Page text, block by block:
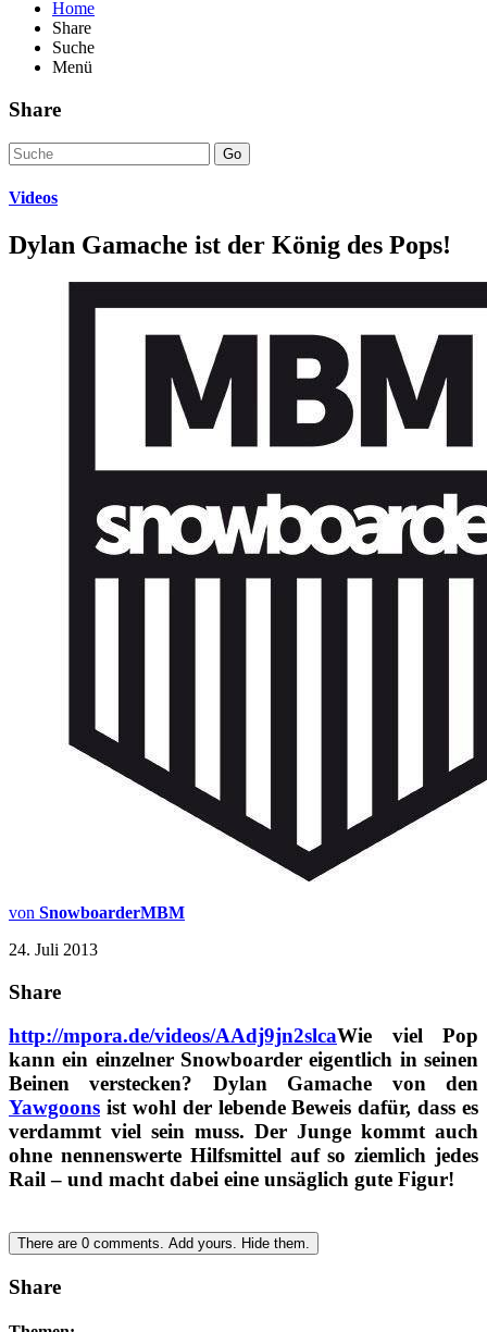
Home
Share
Suche
Menü
Share
Go
Videos
Dylan Gamache ist der König des Pops!
von SnowboarderMBM
24. Juli 2013
Share
http://mpora.de/videos/AAdj9jn2slcaWie viel Pop
kann ein einzelner Snowboarder eigentlich in seinen
Beinen verstecken? Dylan Gamache von den
Yawgoons ist wohl der lebende Beweis dafür, dass es
verdammt viel sein muss. Der Junge kommt auch
ohne nennenswerte Hilfsmittel auf so ziemlich jedes
Rail – und macht dabei eine unsäglich gute Figur!
There are 0 comments. Add yours. Hide them.
Share